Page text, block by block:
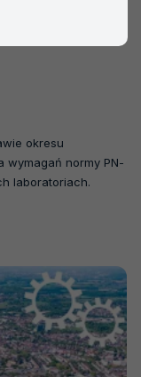
okresu
wymagań normy PN-
laboratoriach.